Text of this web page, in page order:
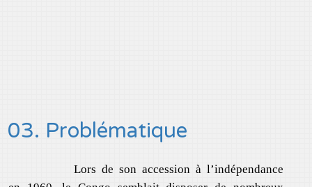
03. Problématique
Lors de son accession à l’indépendance